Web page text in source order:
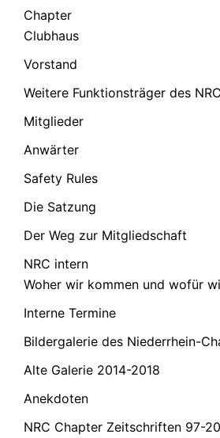
Chapter
Clubhaus
Vorstand
Weitere Funktionsträger des NRC
Mitglieder
Anwärter
Safety Rules
Die Satzung
Der Weg zur Mitgliedschaft
NRC intern
Woher wir kommen und wofür
Interne Termine
Bildergalerie des Niederrhein-
Alte Galerie 2014-2018
Anekdoten
NRC Chapter Zeitschriften 97-